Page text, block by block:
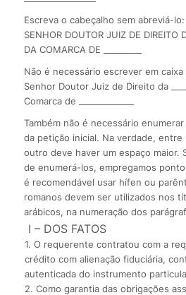
Escreva o cabeçalho sem abreviá-lo:
SENHOR DOUTOR JUIZ DE DIREITO
DA COMARCA DE _________
Não é necessário escrever em
Senhor Doutor Juiz de Direito da
Comarca de _____________
Também não é necessário
da petição inicial. Na verdade,
outro deve haver um espaço maior.
de enumerá-los, empregamos
é recomendável usar hífen ou
romanos devem ser utilizados nos
arábicos, na numeração dos
I – DOS FATOS
1. O requerente contratou com a
crédito com alienação fiduciária,
autenticada do instrumento
2. Como garantia das obrigações